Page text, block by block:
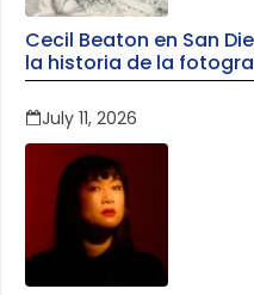
Cecil Beaton en San
la historia de la
July 11, 2026